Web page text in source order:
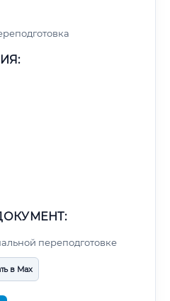
переподготовке
в Max